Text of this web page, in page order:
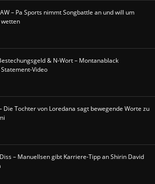
– Pa Sports nimmt Songbattle an und will um
wetten
& N-Wort – Montanablack
Video
Die Tochter von Loredana sagt bewegende Worte zu
– Manuellsen gibt Karriere-Tipp an Shirin David